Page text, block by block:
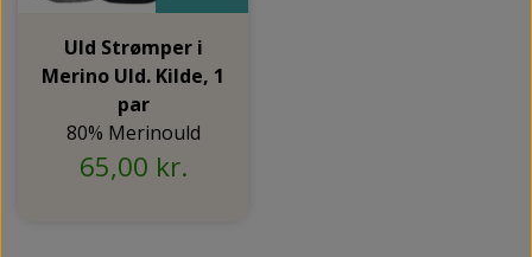
Uld Strømper i
Merino Uld. Kilde, 1
par
80% Merinould
65,00 kr.